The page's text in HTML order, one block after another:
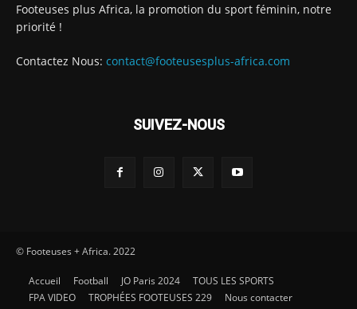
Footeuses plus Africa, la promotion du sport féminin, notre
priorité !
Contactez Nous: contact@footeusesplus-africa.com
SUIVEZ-NOUS
© Footeuses + Africa. 2022
Accueil Football JO Paris 2024
TOUS LES SPORTS
FPA VIDEO
TROPHÉES FOOTEUSES 229 Nous contacter